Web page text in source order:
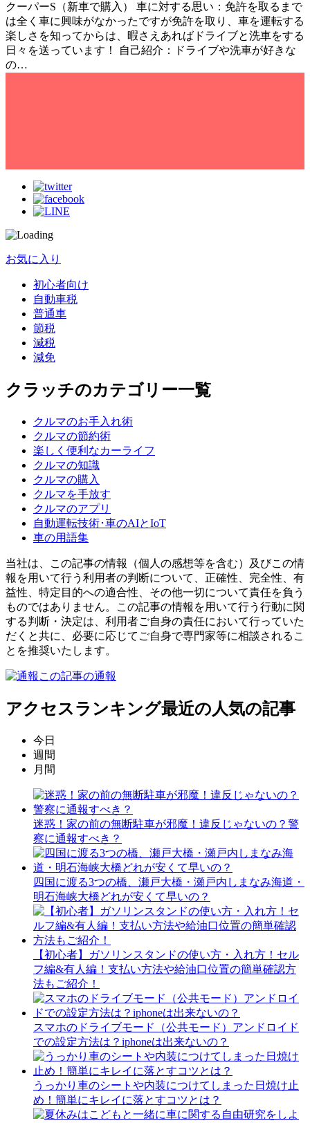
クーパーS（新車で購入） 車に対する思い：免許を取るまで
は全く車に興味がなかったですが免許を取り、車を運転する
楽しさを知ってからは、暇さえあればドライブと洗車をする
日々を送っています！ 自己紹介：ドライブや洗車が好きな
の…
お気に入り
初心者向け
自動車税
普通車
節税
減税
減免
クラッチのカテゴリー一覧
クルマのお手入れ術
クルマの節約術
楽しく便利なカーライフ
クルマの知識
クルマの購入
クルマを手放す
クルマのアプリ
自動運転技術･車のAIとIoT
車の用語集
当社は、この記事の情報（個人の感想等を含む）及びこの情
報を用いて行う利用者の判断について、正確性、完全性、有
益性、特定目的への適合性、その他一切について責任を負う
ものではありません。この記事の情報を用いて行う行動に関
する判断・決定は、利用者ご自身の責任において行っていた
だくと共に、必要に応じてご自身で専門家等に相談されるこ
とを推奨いたします。
この記事の通報
アクセスランキング最近の人気の記事
今日
週間
月間
迷惑！家の前の無断駐車が邪魔！違反じゃないの？警
察に通報すべき？
四国に渡る3つの橋、瀬戸大橋・瀬戸内しまなみ海道・
明石海峡大橋どれが安くて早いの？
【初心者】ガソリンスタンドの使い方・入れ方！セル
フ編&有人編！支払い方法や給油口位置の簡単確認方
法もご紹介！
スマホのドライブモード（公共モード）アンドロイド
での設定方法は？iphoneは出来ないの？
うっかり車のシートや内装につけてしまった日焼け止
め！簡単にキレイに落とすコツとは？